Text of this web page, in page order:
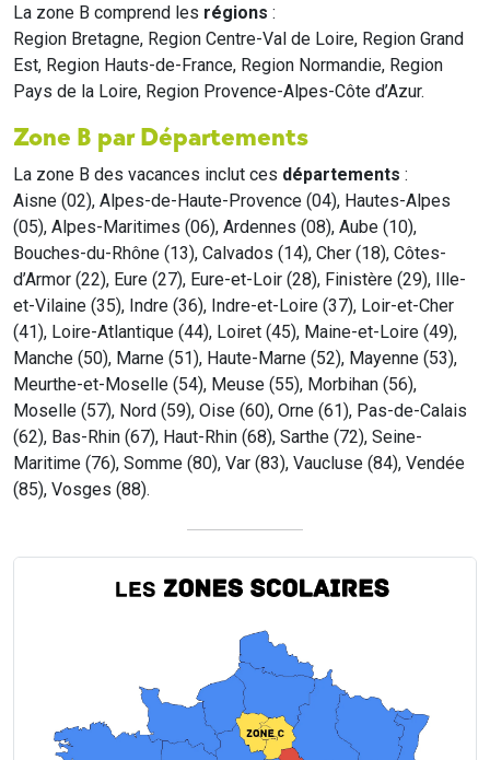
La zone B comprend les régions :
Region Bretagne, Region Centre-Val de Loire, Region Grand
Est, Region Hauts-de-France, Region Normandie, Region
Pays de la Loire, Region Provence-Alpes-Côte d’Azur.
Zone B par Départements
La zone B des vacances inclut ces départements :
Aisne (02), Alpes-de-Haute-Provence (04), Hautes-Alpes
(05), Alpes-Maritimes (06), Ardennes (08), Aube (10),
Bouches-du-Rhône (13), Calvados (14), Cher (18), Côtes-
d’Armor (22), Eure (27), Eure-et-Loir (28), Finistère (29), Ille-
et-Vilaine (35), Indre (36), Indre-et-Loire (37), Loir-et-Cher
(41), Loire-Atlantique (44), Loiret (45), Maine-et-Loire (49),
Manche (50), Marne (51), Haute-Marne (52), Mayenne (53),
Meurthe-et-Moselle (54), Meuse (55), Morbihan (56),
Moselle (57), Nord (59), Oise (60), Orne (61), Pas-de-Calais
(62), Bas-Rhin (67), Haut-Rhin (68), Sarthe (72), Seine-
Maritime (76), Somme (80), Var (83), Vaucluse (84), Vendée
(85), Vosges (88).